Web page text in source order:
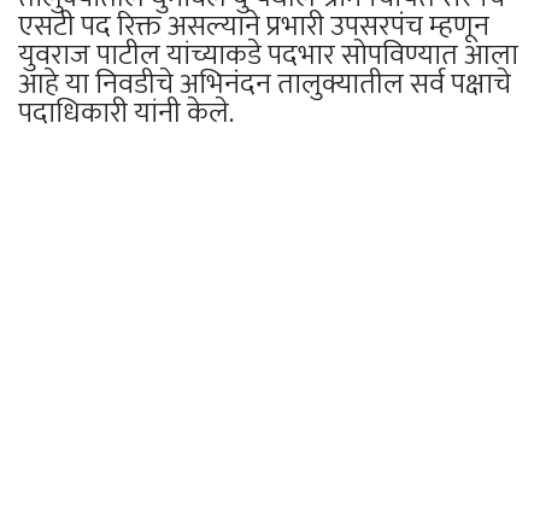
एसटी पद रिक्त असल्याने प्रभारी उपसरपंच म्हणून
युवराज पाटील यांच्याकडे पदभार सोपविण्यात आला
आहे या निवडीचे अभिनंदन तालुक्यातील सर्व पक्षाचे
पदाधिकारी यांनी केले.